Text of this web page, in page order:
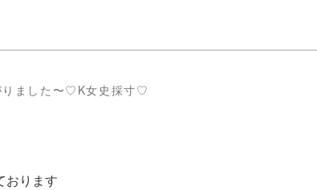
りました〜♡K女史採寸♡
おります